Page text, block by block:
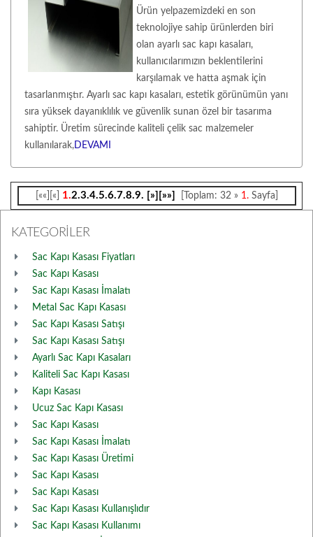
Ürün yelpazemizdeki en son
teknolojiye sahip ürünlerden biri
olan ayarlı sac kapı kasaları,
kullanıcılarımızın beklentilerini
karşılamak ve hatta aşmak için
tasarlanmıştır. Ayarlı sac kapı kasaları, estetik görünümün yanı
sıra yüksek dayanıklılık ve güvenlik sunan özel bir tasarıma
sahiptir. Üretim sürecinde kaliteli çelik sac malzemeler
kullanılarak,DEVAMI
[««][«] 1.2.3.4.5.6.7.8.9. [»] [»»] [Toplam: 32 » 1. Sayfa]
KATEGORİLER
Sac Kapı Kasası Fiyatları
Sac Kapı Kasası
Sac Kapı Kasası İmalatı
Metal Sac Kapı Kasası
Sac Kapı Kasası Satışı
Sac Kapı Kasası Satışı
Ayarlı Sac Kapı Kasaları
Kaliteli Sac Kapı Kasası
Kapı Kasası
Ucuz Sac Kapı Kasası
Sac Kapı Kasası
Sac Kapı Kasası İmalatı
Sac Kapı Kasası Üretimi
Sac Kapı Kasası
Sac Kapı Kasası
Sac Kapı Kasası Kullanışlıdır
Sac Kapı Kasası Kullanımı